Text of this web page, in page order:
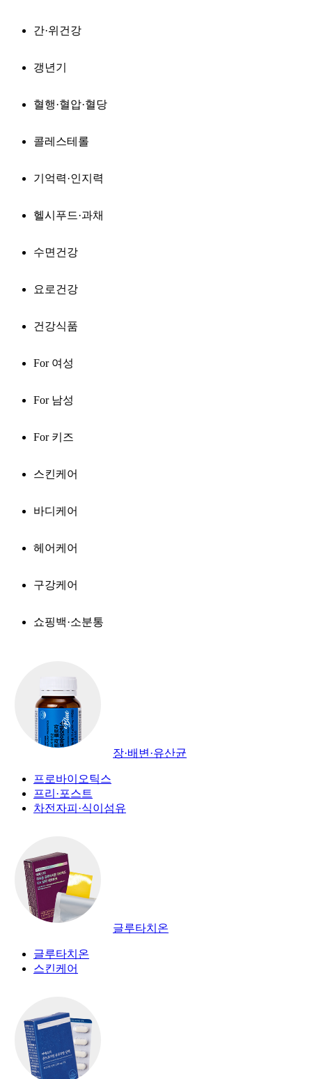
간·위건강
갱년기
혈행·혈압·혈당
콜레스테롤
기억력·인지력
헬시푸드·과채
수면건강
요로건강
건강식품
For 여성
For 남성
For 키즈
스킨케어
바디케어
헤어케어
구강케어
쇼핑백·소분통
장·배변·유산균
프로바이오틱스
프리·포스트
차전자피·식이섬유
글루타치온
글루타치온
스킨케어